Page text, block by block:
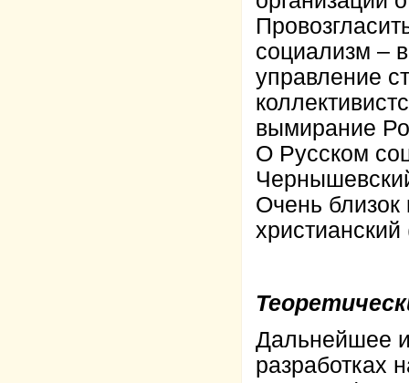
социализм –
управление
вымирание
О Русском
Очень близок
Дальнейшее
разработках